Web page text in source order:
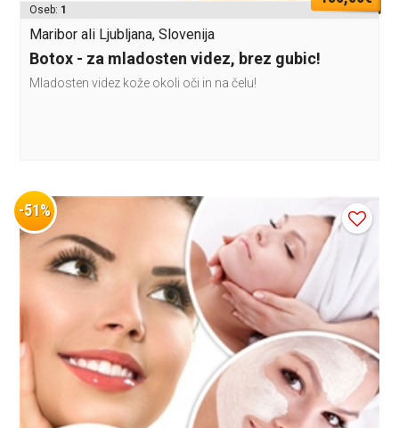
Oseb: 1
Maribor ali Ljubljana, Slovenija
Botox - za mladosten videz, brez gubic!
Mladosten videz kože okoli oči in na čelu!
-51%